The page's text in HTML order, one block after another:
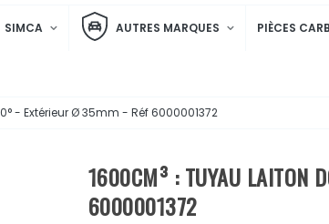
SIMCA AUTRES MARQUES PIÈCES
- Extérieur Ø 35mm - Réf 6000001372
1600CM³ : TUYAU LAITON
6000001372